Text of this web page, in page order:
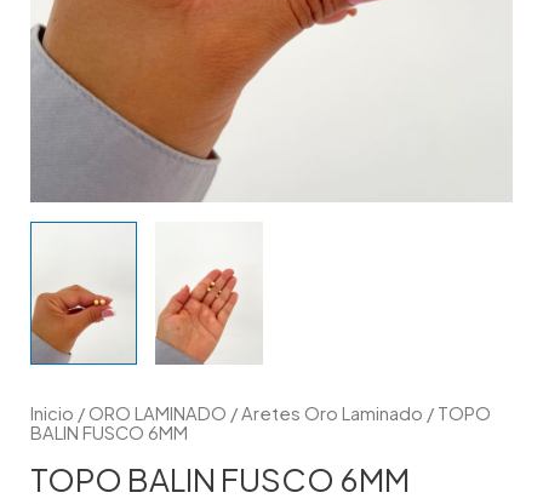
Inicio / ORO LAMINADO /Aretes Oro Laminado / TOPO
BALIN FUSCO 6MM
TOPO BALIN FUSCO 6MM